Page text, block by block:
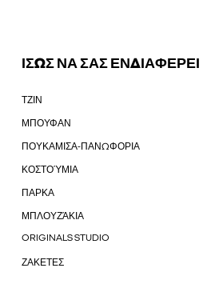
ΙΣΩΣ ΝΑ ΣΑΣ ΕΝΔΙΑΦΕΡΕΙ
ΤΖΙΝ
ΜΠΟΥΦΑΝ
ΠΟΥΚΑΜΙΣΑ-ΠΑΝΩΦΟΡΙΑ
ΚΟΣΤΟΎΜΙΑ
ΠΑΡΚΑ
ΜΠΛΟΥΖΆΚΙΑ
ORIGINALS STUDIO
ΖΑΚΕΤΕΣ